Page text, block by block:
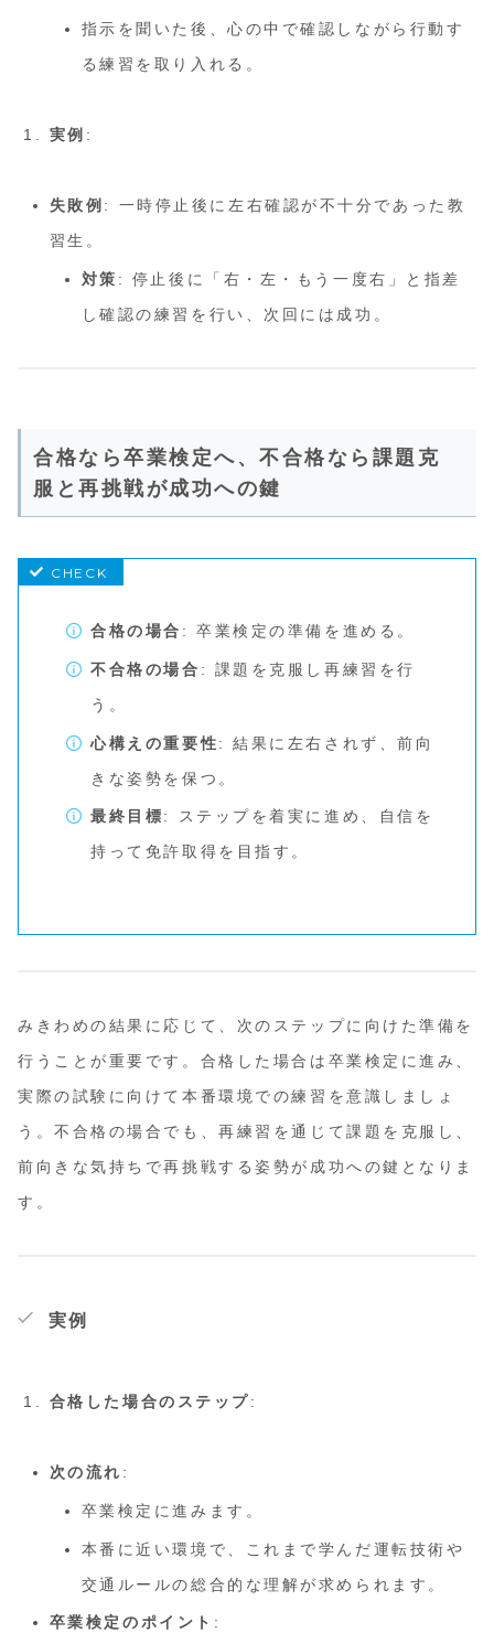
指示を聞いた後、心の中で確認しながら行動す
る練習を取り入れる。
実例 :
失敗例 : 一時停止後に左右確認が不十分であった教
習生。
対策 : 停止後に「右・左・もう一度右」と指差
し確認の練習を行い、次回には成功。
合格なら卒業検定へ、不合格なら課題克
服と再挑戦が成功への鍵
合格の場合 : 卒業検定の準備を進める。
不合格の場合 : 課題を克服し再練習を行
う。
心構えの重要性: 結果に左右されず、前向
きな姿勢を保つ。
最終目標: ステップを着実に進め、自信を
持って免許取得を目指す。
みきわめの結果に応じて、次のステップに向けた準備を
行うことが重要です。合格した場合は卒業検定に進み、
実際の試験に向けて本番環境での練習を意識しましょ
う。不合格の場合でも、再練習を通じて課題を克服し、
前向きな気持ちで再挑戦する姿勢が成功への鍵となりま
す。
実例
合格した場合のステップ:
次の流れ :
卒業検定に進みます。
本番に近い環境で、これまで学んだ運転技術や
交通ルールの総合的な理解が求められます。
卒業検定のポイント :